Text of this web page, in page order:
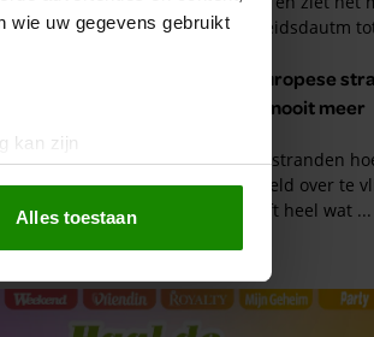
wie uw gegevens gebruikt
kan zijn
te bieden en om ons
partners voor social
Alles toestaan